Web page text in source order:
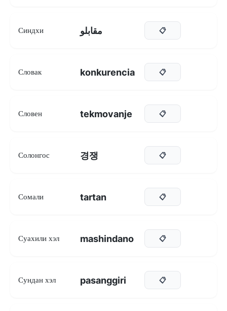
Синдхи مقابلو 📋
Словак konkurencia 📋
Словен tekmovanje 📋
Солонгос 경쟁 📋
Сомали tartan 📋
Суахили хэл mashindano 📋
Сундан хэл pasanggiri 📋